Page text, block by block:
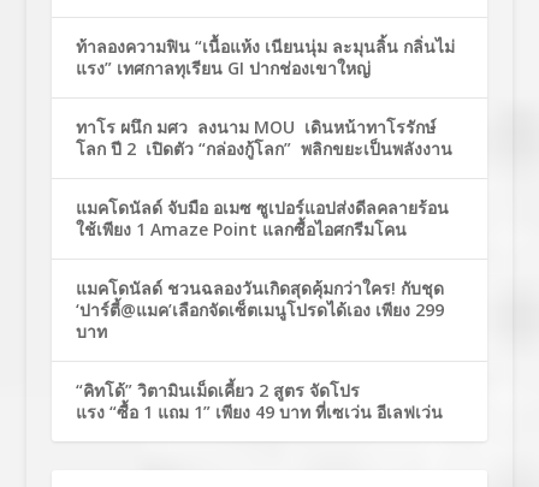
ท้าลองความฟิน “เนื้อแห้ง เนียนนุ่ม ละมุนลิ้น กลิ่นไม่
แรง” เทศกาลทุเรียน GI ปากช่องเขาใหญ่
ทาโร ผนึก มศว ลงนาม MOU เดินหน้าทาโรรักษ์
โลก ปี 2 เปิดตัว “กล่องกู้โลก” พลิกขยะเป็นพลังงาน
แมคโดนัลด์ จับมือ อเมซ ซูเปอร์แอปส่งดีลคลายร้อน
ใช้เพียง 1 Amaze Point แลกซื้อไอศกรีมโคน
แมคโดนัลด์ ชวนฉลองวันเกิดสุดคุ้มกว่าใคร! กับชุด
‘ปาร์ตี้@แมค’เลือกจัดเซ็ตเมนูโปรดได้เอง เพียง 299
บาท
“คิทโด้” วิตามินเม็ดเคี้ยว 2 สูตร จัดโปร
แรง “ซื้อ 1 แถม 1” เพียง 49 บาท ที่เซเว่น อีเลฟเว่น